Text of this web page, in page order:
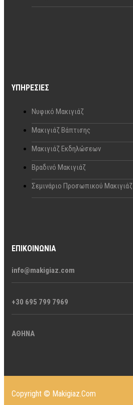
ΥΠΗΡΕΣΊΕΣ
Νυφικό Μακιγιάζ
Μακιγιάζ Βάπτισης
Μακιγιάζ Εκδηλώσεων
Βραδινό Μακιγιάζ
Σεμινάριο Προσωπικού Μακιγιάζ
ΕΠΙΚΟΙΝΩΝΊΑ
info@makigiaz.com
+30 695 799 7969
ΑΘΗΝΑ
Copyright © Makigiaz.Com